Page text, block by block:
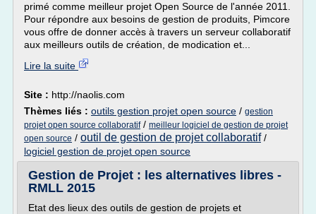
primé comme meilleur projet Open Source de l'année 2011.
Pour répondre aux besoins de gestion de produits, Pimcore
vous offre de donner accès à travers un serveur collaboratif
aux meilleurs outils de création, de modication et...
Lire la suite
Site : http://naolis.com
Thèmes liés : outils gestion projet open source / gestion
projet open source collaboratif/ meilleur logiciel de gestion de projet
open source / outil de gestion de projet collaboratif/
logiciel gestion de projet open source
Gestion de Projet : les alternatives libres -
RMLL 2015
Etat des lieux des outils de gestion de projets et